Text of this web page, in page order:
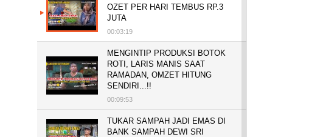
OZET PER HARI TEMBUS RP.3
JUTA
00:03:19
MENGINTIP PRODUKSI BOTOK
ROTI, LARIS MANIS SAAT
RAMADAN, OMZET HITUNG
SENDIRI...!!
00:09:53
TUKAR SAMPAH JADI EMAS DI
BANK SAMPAH DEWI SRI